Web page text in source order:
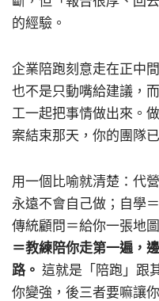
的經驗。
企業陪跑刻意走在正中
也不是只動嘴給建議，
工一起把事情做出來。
案結束那天，你的團隊
用一個比喻就清楚：代
永遠不會自己做；自學
傳統顧問＝給你一張地
＝教練陪你走第一遍，
路。 這就是「陪跑」跟
你變強，後三者要嘛讓